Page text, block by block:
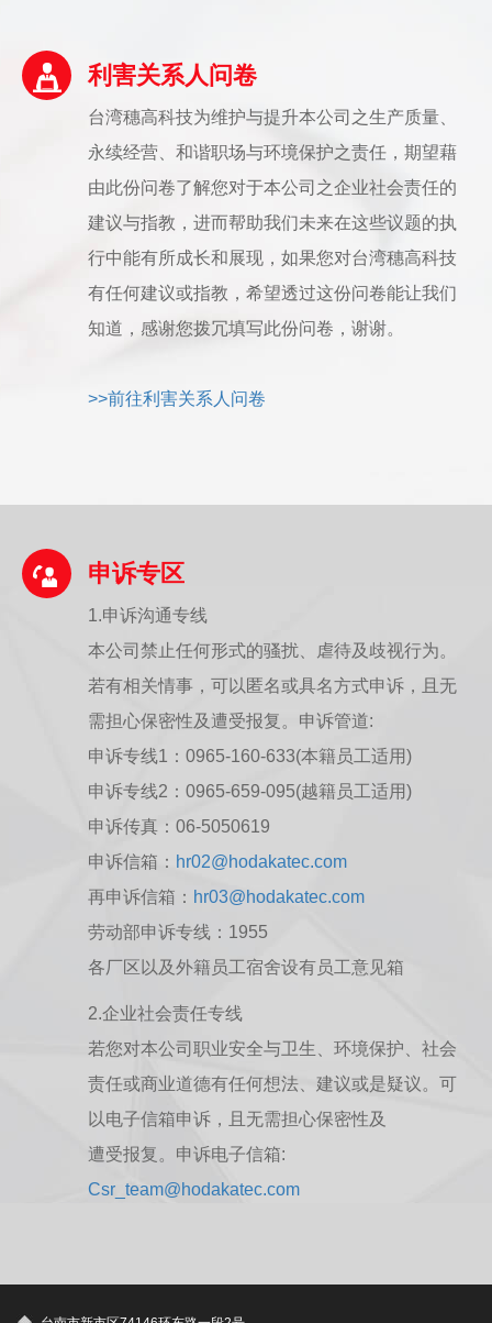
利害关系人问卷
台湾穗高科技为维护与提升本公司之生产质量、
永续经营、和谐职场与环境保护之责任，期望藉
由此份问卷了解您对于本公司之企业社会责任的
建议与指教，进而帮助我们未来在这些议题的执
行中能有所成长和展现，如果您对台湾穗高科技
有任何建议或指教，希望透过这份问卷能让我们
知道，感谢您拨冗填写此份问卷，谢谢。
>>前往利害关系人问卷
申诉专区
1.申诉沟通专线
本公司禁止任何形式的骚扰、虐待及歧视行为。
若有相关情事，可以匿名或具名方式申诉，且无
需担心保密性及遭受报复。申诉管道:
申诉专线1：0965-160-633(本籍员工适用)
申诉专线2：0965-659-095(越籍员工适用)
申诉传真：06-5050619
申诉信箱： hr02@hodakatec.com
再申诉信箱： hr03@hodakatec.com
劳动部申诉专线：1955
各厂区以及外籍员工宿舍设有员工意见箱
2.企业社会责任专线
若您对本公司职业安全与卫生、环境保护、社会
责任或商业道德有任何想法、建议或是疑议。可
以电子信箱申诉，且无需担心保密性及
遭受报复。申诉电子信箱:
Csr_team@hodakatec.com